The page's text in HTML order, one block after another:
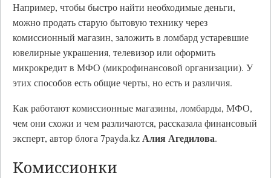
Например, чтобы быстро найти необходимые деньги,
можно продать старую бытовую технику через
комиссионный магазин, заложить в ломбард устаревшие
ювелирные украшения, телевизор или оформить
микрокредит в МФО (микрофинансовой организации). У
этих способов есть общие черты, но есть и различия.
Как работают комиссионные магазины, ломбарды, МФО,
чем они схожи и чем различаются, рассказала финансовый
эксперт, автор блога 7payda.kzАлия Агедилова.
Комиссионки